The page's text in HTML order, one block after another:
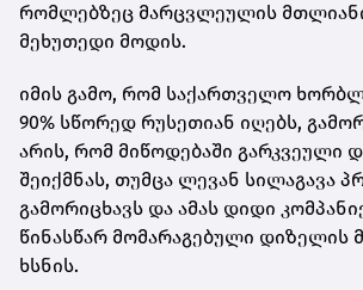
რომლებზეც მარცვლეულის
მეხუთედი მოდის.
იმის გამო, რომ საქართველო
90% სწორედ რუსეთიან იღებს,
არის, რომ მიწოდებაში გარკვეული
შეიქმნას, თუმცა ლევან სილაგავა
გამორიცხავს და ამას დიდი
წინასწარ მომარაგებული
ხსნის.